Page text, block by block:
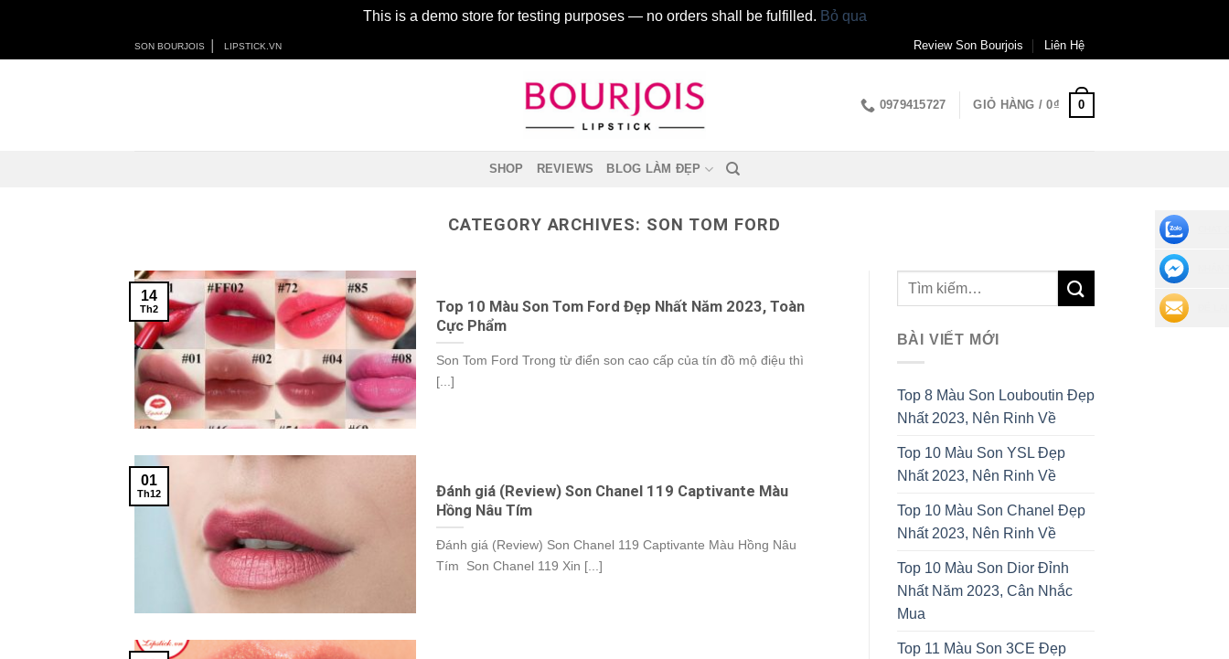
This is a demo store for testing purposes — no orders shall be fulfilled. Bỏ qua
SON BOURJOIS LIPSTICK.VN Review Son Bourjois Liên Hệ
0979415727 GIỎ HÀNG /0₫ 0
SHOP REVIEWS BLOG LÀM ĐẸP
CATEGORY ARCHIVES: SON TOM FORD
Top 10 Màu Son Tom Ford Đẹp Nhất Năm 2023, Toàn
Cực Phẩm
Son Tom Ford Trong từ điển son cao cấp của tín đồ mộ điệu thì
[...]
14
Th2
Đánh giá (Review) Son Chanel 119 Captivante Màu
Hồng Nâu Tím
Đánh giá (Review) Son Chanel 119 Captivante Màu Hồng Nâu
Tím Son Chanel 119 Xin [...]
01
Th12
BÀI VIẾT MỚI
Top 8 Màu Son Louboutin Đẹp
Nhất 2023, Nên Rinh Về
Top 10 Màu Son YSL Đẹp
Nhất 2023, Nên Rinh Về
Top 10 Màu Son Chanel Đẹp
Nhất 2023, Nên Rinh Về
Top 10 Màu Son Dior Đỉnh
Nhất Năm 2023, Cân Nhắc
Mua
Top 11 Màu Son 3CE Đẹp